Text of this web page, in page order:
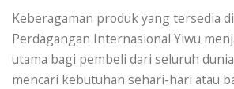
Keberagaman produk yang tersedia
Perdagangan Internasional Yiwu
utama bagi pembeli dari seluruh
mencari kebutuhan sehari-hari atau